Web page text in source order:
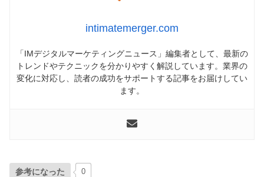
intimatemerger.com
「IMデジタルマーケティングニュース」編集者として、最新の
トレンドやテクニックを分かりやすく解説しています。業界の
変化に対応し、読者の成功をサポートする記事をお届けしてい
ます。
参考になった 0